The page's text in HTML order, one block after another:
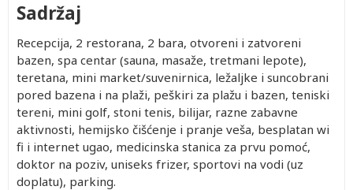
Sadržaj
Recepcija, 2 restorana, 2 bara, otvoreni i zatvoreni
bazen, spa centar (sauna, masaže, tretmani lepote),
teretana, mini market/suvenirnica, ležaljke i suncobrani
pored bazena i na plaži, peškiri za plažu i bazen, teniski
tereni, mini golf, stoni tenis, bilijar, razne zabavne
aktivnosti, hemijsko čišćenje i pranje veša, besplatan wi
fi i internet ugao, medicinska stanica za prvu pomoć,
doktor na poziv, uniseks frizer, sportovi na vodi (uz
doplatu), parking.